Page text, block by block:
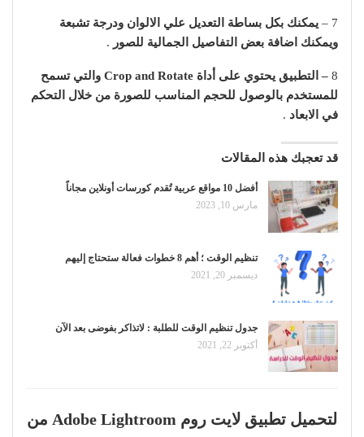
7 –
يمكنك بكل بساطة التعديل علي الالوان ودرجة تشبعة
ويمكنك اضافة بعض التفاصيل الجمالية للصور .
8
– التطبيق يحتوي على أداة Crop and Rotate والتي تسمح
للمستخدم بالوصول للحجم المناسب للصورة من خلال التحكم
في الابعاد .
قد تعجبك هذه المقالات
أفضل 10 مواقع عربية تُقدم كورسات أونلاين مجاناً
مارس 10, 2023
تنظيم الوقت ؛ أهم 8 خطوات فعالة ستحتاج إليهم
ديسمبر 20, 2021
جدول تنظيم الوقت للطلبة : لاتذاكر بفوضى بعد الآن
أكتوبر 22, 2021
لتحميل تطبيق لايت روم Adobe Lightroom من